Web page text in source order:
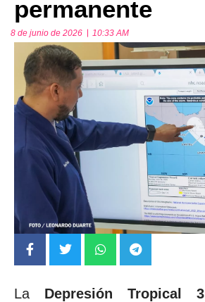
permanente
8 de junio de 2026 10:33 AM
La Depresión Tropical 3